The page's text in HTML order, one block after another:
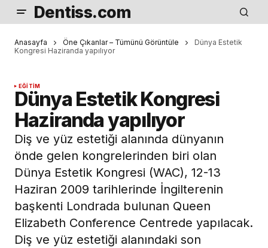
Dentiss.com
Anasayfa Öne Çıkanlar – Tümünü Görüntüle
Dünya Estetik
Kongresi Haziranda yapılıyor
EĞITIM
Dünya Estetik Kongresi
Haziranda yapılıyor
Diş ve yüz estetiği alanında dünyanın
önde gelen kongrelerinden biri olan
Dünya Estetik Kongresi (WAC), 12-13
Haziran 2009 tarihlerinde İngilterenin
başkenti Londrada bulunan Queen
Elizabeth Conference Centrede yapılacak.
Diş ve yüz estetiği alanındaki son